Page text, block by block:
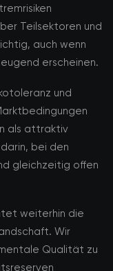
Teilsektoren und
auch wenn
erscheinen.
und
als attraktiv
bei den
gleichzeitig offen
weiterhin die
Wir
Qualität zu